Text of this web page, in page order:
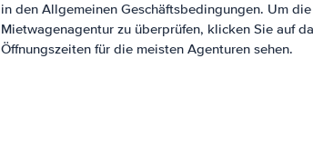
in den Allgemeinen Geschäftsbedingungen. Um
Mietwagenagentur zu überprüfen, klicken Sie auf
Öffnungszeiten für die meisten Agenturen sehen.